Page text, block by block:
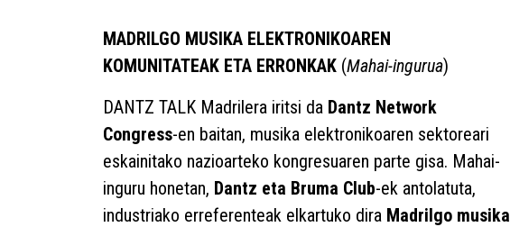
MADRILGO MUSIKA ELEKTRONIKOAREN
KOMUNITATEAK ETA ERRONKAK (Mahai-ingurua)
DANTZ TALK Madrilera iritsi da Dantz Network
Congress-en baitan, musika elektronikoaren sektoreari
eskainitako nazioarteko kongresuaren parte gisa. Mahai-
inguru honetan, Dantz eta Bruma Club-ek antolatuta,
industriako erreferenteak elkartuko dira Madrilgo musika